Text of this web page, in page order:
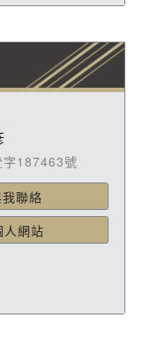
187463號
聯絡
人網站